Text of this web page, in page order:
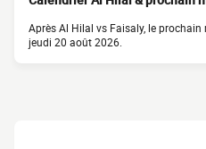
Après Al Hilal vs Faisaly, le
jeudi 20 août 2026.